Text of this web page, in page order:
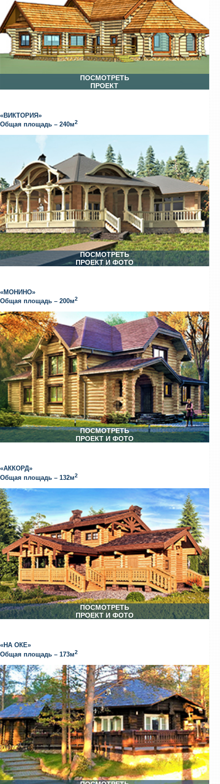
ПОСМОТРЕТЬ
ПРОЕКТ
«ВИКТОРИЯ»
Общая площадь – 240м2
ПОСМОТРЕТЬ
ПРОЕКТ И ФОТО
«МОНИНО»
Общая площадь – 200м2
ПОСМОТРЕТЬ
ПРОЕКТ И ФОТО
«АККОРД»
Общая площадь – 132м2
ПОСМОТРЕТЬ
ПРОЕКТ И ФОТО
«НА ОКЕ»
Общая площадь – 173м2